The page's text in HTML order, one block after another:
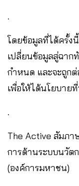
.
โดยข้อมูลที่ได้ครั้ง
เปลี่ยนข้อมูลสู่ฉาก
กำหนด และจะถูก
เพื่อให้ได้นโยบาย
.
The Active สัมภ
การด้านระบบนวัต
(องค์การมหาชน)